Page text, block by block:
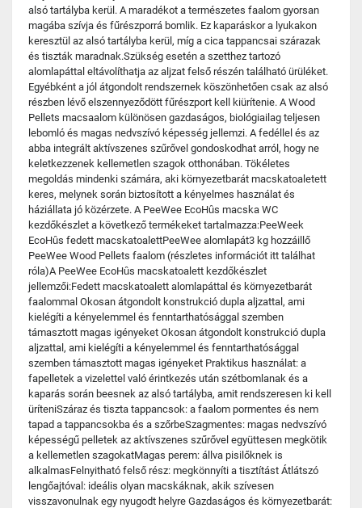
alsó tartályba kerül. A maradékot a természetes faalom gyorsan
magába szívja és fűrészporrá bomlik. Ez kaparáskor a lyukakon
keresztül az alsó tartályba kerül, míg a cica tappancsai szárazak
és tiszták maradnak.Szükség esetén a szetthez tartozó
alomlapáttal eltávolíthatja az aljzat felső részén található ürüléket.
Egyébként a jól átgondolt rendszernek köszönhetően csak az alsó
részben lévő elszennyeződött fűrészport kell kiürítenie. A Wood
Pellets macsaalom különösen gazdaságos, biológiailag teljesen
lebomló és magas nedvszívó képesség jellemzi. A fedéllel és az
abba integrált aktívszenes szűrővel gondoskodhat arról, hogy ne
keletkezzenek kellemetlen szagok otthonában. Tökéletes
megoldás mindenki számára, aki környezetbarát macskatoaletett
keres, melynek során biztosított a kényelmes használat és
háziállata jó közérzete. A PeeWee EcoHȗs macska WC
kezdőkészlet a következő termékeket tartalmazza:PeeWeek
EcoHȗs fedett macskatoalettPeeWee alomlapát3 kg hozzáillő
PeeWee Wood Pellets faalom (részletes információt itt találhat
róla)A PeeWee EcoHȗs macskatoalett kezdőkészlet
jellemzői:Fedett macskatoalett alomlapáttal és környezetbarát
faalommal Okosan átgondolt konstrukció dupla aljzattal, ami
kielégíti a kényelemmel és fenntarthatósággal szemben
támasztott magas igényeket Okosan átgondolt konstrukció dupla
aljzattal, ami kielégíti a kényelemmel és fenntarthatósággal
szemben támasztott magas igényeket Praktikus használat: a
fapelletek a vizelettel való érintkezés után szétbomlanak és a
kaparás során beesnek az alsó tartályba, amit rendszeresen ki kell
üríteniSzáraz és tiszta tappancsok: a faalom pormentes és nem
tapad a tappancsokba és a szőrbeSzagmentes: magas nedvszívó
képességű pelletek az aktívszenes szűrővel együttesen megkötik
a kellemetlen szagokatMagas perem: állva pisilőknek is
alkalmasFelnyitható felső rész: megkönnyíti a tisztítást Átlátszó
lengőajtóval: ideális olyan macskáknak, akik szívesen
visszavonulnak egy nyugodt helyre Gazdaságos és környezetbarát: